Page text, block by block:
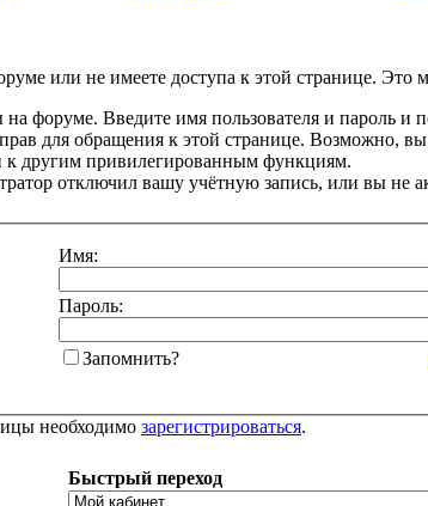
или не имеете доступа к этой странице. Это
форуме. Введите имя пользователя и пароль и
для обращения к этой странице. Возможно,
к другим привилегированным функциям.
отключил вашу учётную запись, или вы не
Имя:
Пароль:
Запомнить?
необходимо зарегистрироваться.
Быстрый переход